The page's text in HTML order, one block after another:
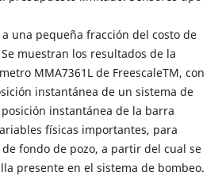
una pequeña fracción del costo de
muestran los resultados de la
MMA7361L de FreescaleTM, con
instantánea de un sistema de
instantánea de la barra
físicas importantes, para
fondo de pozo, a partir del cual se
presente en el sistema de bombeo.